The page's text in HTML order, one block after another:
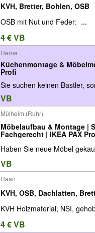
KVH, Bretter, Bohlen, OSB
OSB mit Nut und Feder: ...
4 € VB
Herne
Küchenmontage &
Profi
Sie suchen keinen Bastler,
VB
Mülheim (Ruhr)
Möbelaufbau & Montage |
Fachgerecht | IKEA PAX
Haben Sie neue Möbel
VB
Haan
KVH Holzmaterial, NSI,
4 € VB